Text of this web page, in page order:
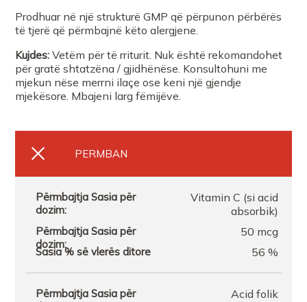
Farmaci BULICA PHARMA
FARMACI FARMACITYFISHTA 1
FARMACI JOTE
FARMACI FARMACITYFISHTA 1
Prodhuar në një strukturë GMP që përpunon përbërës
të tjerë që përmbajnë këto alergjene.
Kujdes: Vetëm për të rriturit. Nuk është rekomandohet
për gratë shtatzëna / gjidhënëse. Konsultohuni me
mjekun nëse merrni ilaçe ose keni një gjendje
mjekësore. Mbajeni larg fëmijëve.
PERMBAN
Vitamin C (si acid
absorbik)
50 mcg
56 %
Acid folik